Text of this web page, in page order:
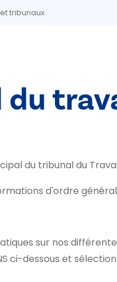
tribunaux
du
du tribunal du
d'ordre
sur nos
ci-dessous et